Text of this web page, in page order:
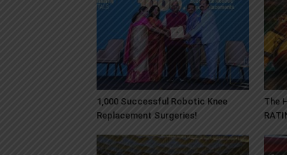
1,000 Successful Robotic Knee
Replacement Surgeries!
The